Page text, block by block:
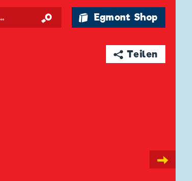
🛍 Egmont Shop
➦ Teilen
→